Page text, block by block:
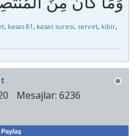
, kasas 81, kasas suresi, servet, kibir,
Mesajlar: 6236
Paylaş